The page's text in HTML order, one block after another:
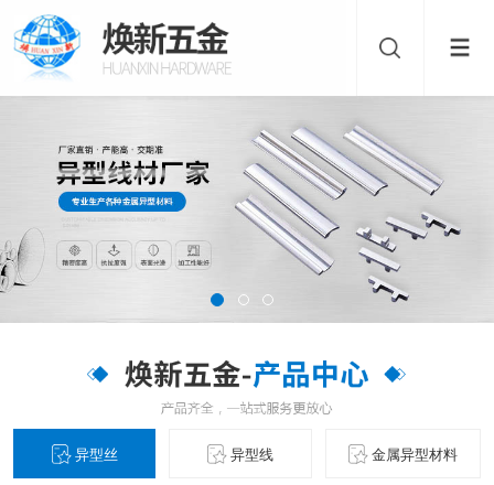
异型丝 异型线 金属异型材料